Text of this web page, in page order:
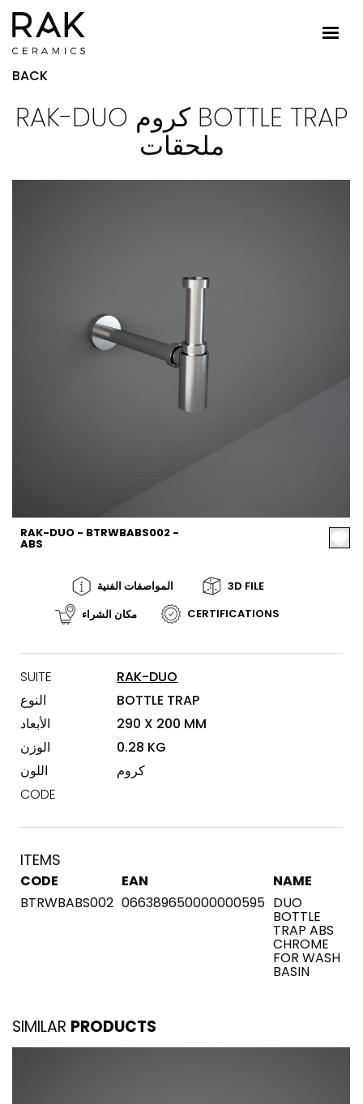
BACK
RAK-DUO كروم BOTTLE TRAP
ملحقات
RAK-DUO - BTRWBABS002 -
ABS
المواصفات الفنية
3D FILE
مكان الشراء
CERTIFICATIONS
SUITE
RAK-DUO
النوع
BOTTLE TRAP
الأبعاد
290 X 200 MM
الوزن
0.28 KG
اللون
كروم
CODE
ITEMS
CODE EAN
NAME
BTRWBABS002 066389650000000595 DUO
BOTTLE
TRAP ABS
CHROME
FOR WASH
BASIN
SIMILAR PRODUCTS